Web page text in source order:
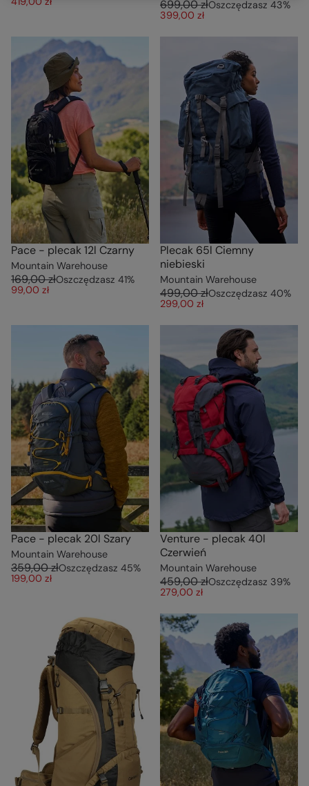
699,00 złOszczędzasz 43%
399,00 zł
Pace - plecak 12l Czarny
Mountain Warehouse
169,00 złOszczędzasz 41%
99,00 zł
Plecak 65l Ciemny
niebieski
Mountain Warehouse
499,00 złOszczędzasz 40%
299,00 zł
Pace - plecak 20l Szary
Mountain Warehouse
359,00 złOszczędzasz 45%
199,00 zł
Venture - plecak 40l
Czerwień
Mountain Warehouse
459,00 złOszczędzasz 39%
279,00 zł